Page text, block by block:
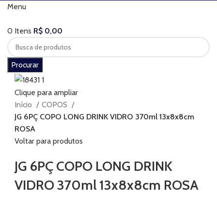
Menu
0 Itens R$ 0,00
Procurar
Clique para ampliar
Início
COPOS
JG 6PÇ COPO LONG DRINK VIDRO 370ml 13x8x8cm
ROSA
Voltar para produtos
JG 6PÇ COPO LONG DRINK
VIDRO 370ml 13x8x8cm ROSA